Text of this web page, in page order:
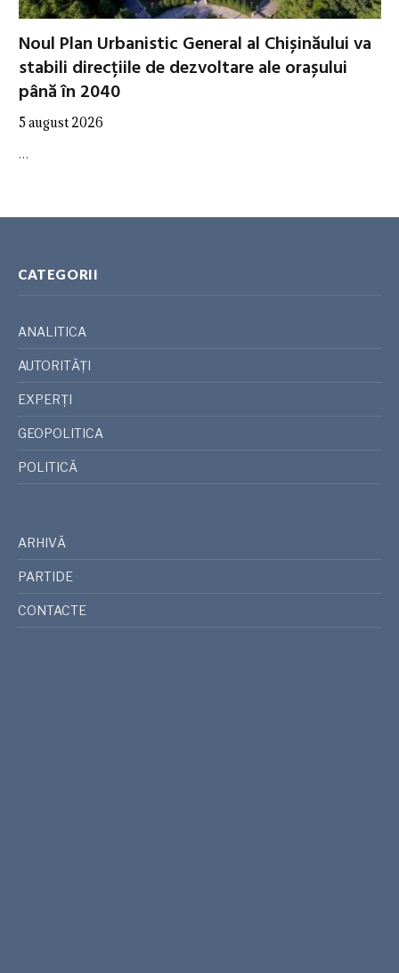
Noul Plan Urbanistic General al Chișinăului va
stabili direcțiile de dezvoltare ale orașului
până în 2040
5 august 2026
…
CATEGORII
ANALITICA
AUTORITĂȚI
EXPERȚI
GEOPOLITICA
POLITICĂ
ARHIVĂ
PARTIDE
CONTACTE